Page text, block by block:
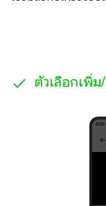
ตัวเลือกเพิ่ม/